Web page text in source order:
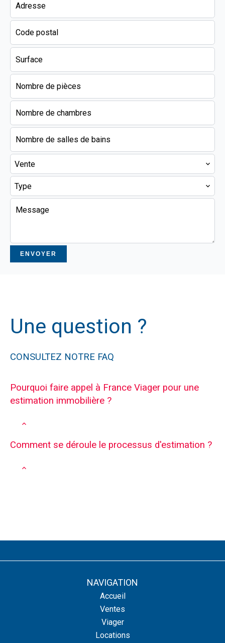
Vente
Type
ENVOYER
Une question ?
CONSULTEZ NOTRE FAQ
Pourquoi faire appel à France Viager pour une
estimation immobilière ?
Comment se déroule le processus d'estimation ?
NAVIGATION
Accueil
Ventes
Viager
Locations